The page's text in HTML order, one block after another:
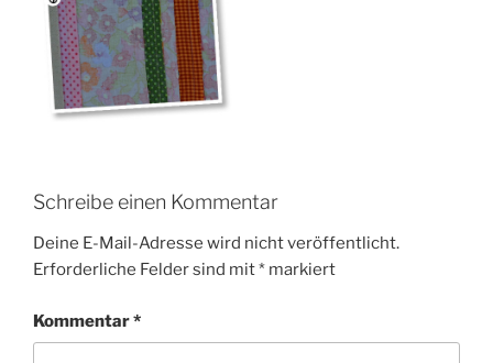
Schreibe einen Kommentar
Deine E-Mail-Adresse wird nicht veröffentlicht.
Erforderliche Felder sind mit* markiert
Kommentar*